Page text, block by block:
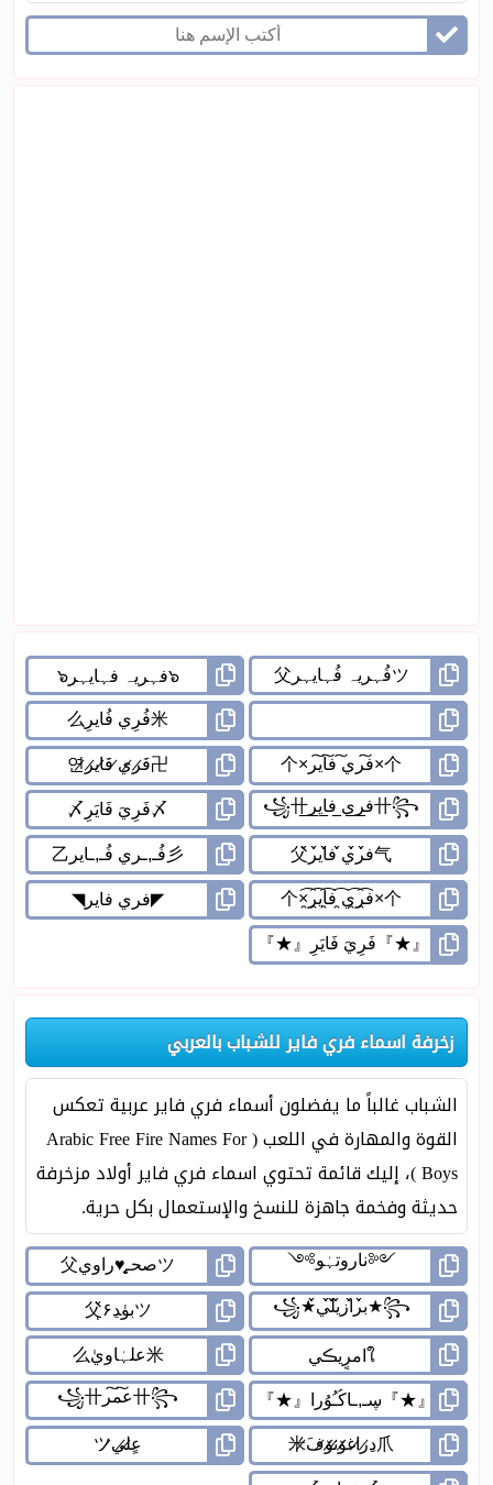
زخرفة اسماء فري فاير للشباب بالعربي
الشباب غالباً ما يفضلون أسماء فري فاير عربية تعكس
القوة والمهارة في اللعب ( Arabic Free Fire Names For
Boys )، إليك قائمة تحتوي اسماء فري فاير أولاد مزخرفة
حديثة وفخمة جاهزة للنسخ والإستعمال بكل حرية.